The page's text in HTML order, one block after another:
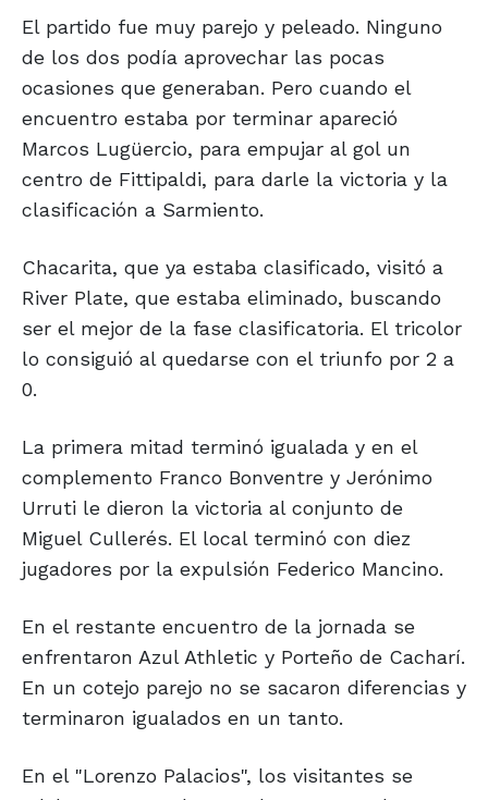
El partido fue muy parejo y peleado. Ninguno
de los dos podía aprovechar las pocas
ocasiones que generaban. Pero cuando el
encuentro estaba por terminar apareció
Marcos Lugüercio, para empujar al gol un
centro de Fittipaldi, para darle la victoria y la
clasificación a Sarmiento.
Chacarita, que ya estaba clasificado, visitó a
River Plate, que estaba eliminado, buscando
ser el mejor de la fase clasificatoria. El tricolor
lo consiguió al quedarse con el triunfo por 2 a
0.
La primera mitad terminó igualada y en el
complemento Franco Bonventre y Jerónimo
Urruti le dieron la victoria al conjunto de
Miguel Cullerés. El local terminó con diez
jugadores por la expulsión Federico Mancino.
En el restante encuentro de la jornada se
enfrentaron Azul Athletic y Porteño de Cacharí.
En un cotejo parejo no se sacaron diferencias y
terminaron igualados en un tanto.
En el "Lorenzo Palacios", los visitantes se